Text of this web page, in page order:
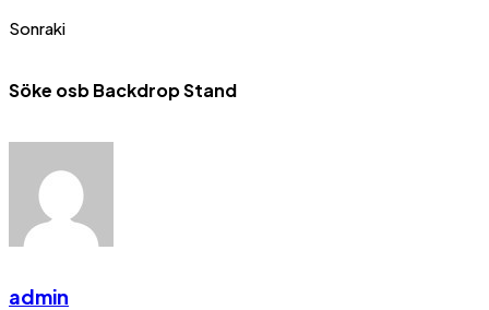
Sonraki
Söke osb Backdrop Stand
admin